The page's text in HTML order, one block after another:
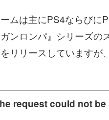
ムは主にPS4ならびに
ンロンパ』シリーズの
をリリースしています
request could not